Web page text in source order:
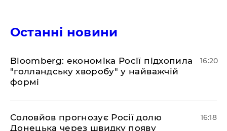
Останні новини
Bloomberg: економіка Росії підхопила
"голландську хворобу" у найважчій
формі
16:20
Соловйов прогнозує Росії долю
Донецька через швидку появу
16:18